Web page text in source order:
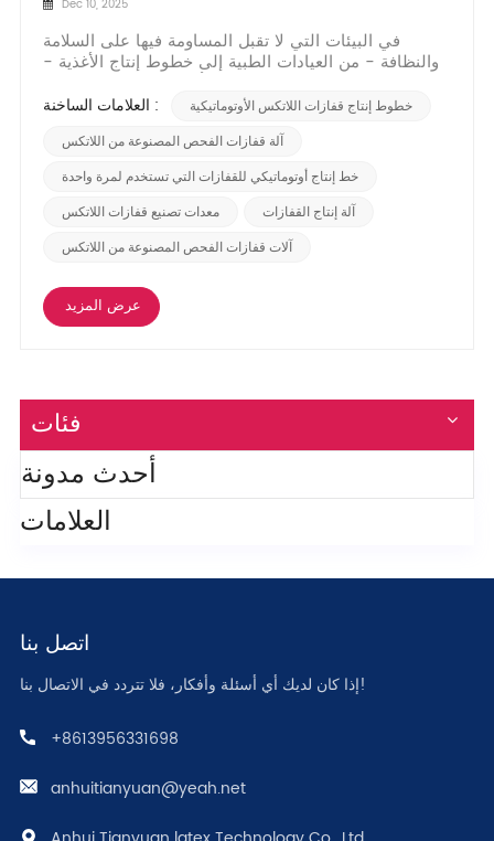
Dec 10, 2025
في البيئات التي لا تقبل المساومة فيها على السلامة
والنظافة - من العيادات الطبية إلى خطوط إنتاج الأغذية -
نقطة حاسمة في الاختيار بين قفازات الفحص التي تُستخدم
مفهوم إعادة الاستخدام قد ي...
العلامات الساخنة : خطوط إنتاج قفازات اللاتكس الأوتوماتيكية
آلة قفازات الفحص المصنوعة من اللاتكس
خط إنتاج أوتوماتيكي للقفازات التي تستخدم لمرة واحدة
معدات تصنيع قفازات اللاتكس آلة إنتاج القفازات
آلات قفازات الفحص المصنوعة من اللاتكس
عرض المزيد
فئات
أحدث مدونة
العلامات
اتصل بنا
إذا كان لديك أي أسئلة وأفكار، فلا تتردد في الاتصال بنا!
+8613956331698
anhuitianyuan@yeah.net